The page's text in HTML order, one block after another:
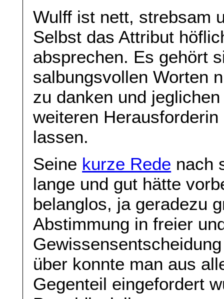
Wulff ist nett, strebsam
Selbst das Attribut
absprechen. Es gehört
salbungsvollen Worten
zu danken und
weiteren
lassen.
Seine kurze Rede nach
lange und gut hätte
belanglos, ja geradezu
Abstimmung in freier
über konnte man aus
Gegenteil eingefordert